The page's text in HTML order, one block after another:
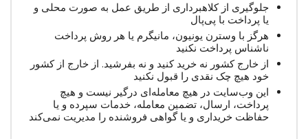
جلوگیری از کلاهبرداری از طریق عمل به صورت محلی و
یا پرداخت با پی‌پال
هرگز با وسترن یونیون، مانیگرم یا هر روش پرداخت
ناشناس پرداخت نکنید
از خارج کشور نه خرید کنید و نه بفرشید. از خارج از کشور
خود هیچ چک نقدی را قبول نکنید
این وب‌سایت در هیچ معامله‌ای درگیر نیست و هیچ
پرداخت، ارسال، تضمین معامله، خدمات سپرده و یا
حفاظت خریداری و یا گواهی فروشنده را مدیریت نمی‌کند